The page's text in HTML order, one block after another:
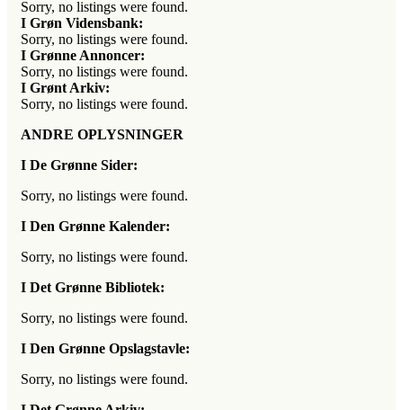
Sorry, no listings were found.
I Grøn Vidensbank:
Sorry, no listings were found.
I Grønne Annoncer:
Sorry, no listings were found.
I Grønt Arkiv:
Sorry, no listings were found.
ANDRE OPLYSNINGER
I De Grønne Sider:
Sorry, no listings were found.
I Den Grønne Kalender:
Sorry, no listings were found.
I Det Grønne Bibliotek:
Sorry, no listings were found.
I Den Grønne Opslagstavle:
Sorry, no listings were found.